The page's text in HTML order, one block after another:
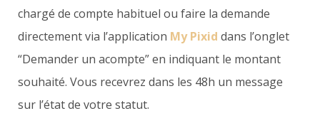
chargé de compte habituel ou faire la demande
directement via l’application My Pixid dans l’onglet
“Demander un acompte” en indiquant le montant
souhaité. Vous recevrez dans les 48h un message
sur l’état de votre statut.